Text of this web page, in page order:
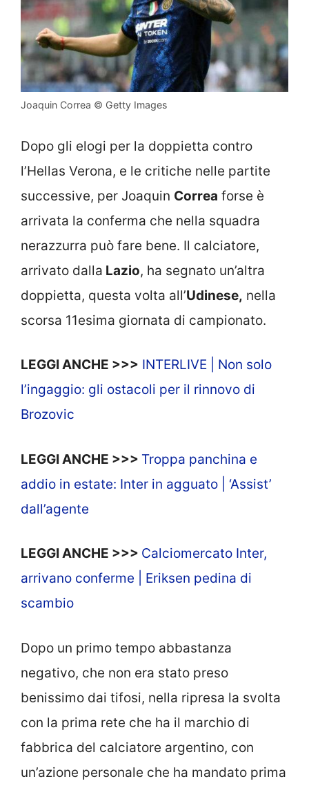
Joaquin Correa © Getty Images
Dopo gli elogi per la doppietta contro
l’Hellas Verona, e le critiche nelle partite
successive, per Joaquin Correa forse è
arrivata la conferma che nella squadra
nerazzurra può fare bene. Il calciatore,
arrivato dalla Lazio, ha segnato un’altra
doppietta, questa volta all’Udinese, nella
scorsa 11esima giornata di campionato.
LEGGI ANCHE >>> INTERLIVE | Non solo
l’ingaggio: gli ostacoli per il rinnovo di
Brozovic
LEGGI ANCHE >>> Troppa panchina e
addio in estate: Inter in agguato | ‘Assist’
dall’agente
LEGGI ANCHE >>> Calciomercato Inter,
arrivano conferme | Eriksen pedina di
scambio
Dopo un primo tempo abbastanza
negativo, che non era stato preso
benissimo dai tifosi, nella ripresa la svolta
con la prima rete che ha il marchio di
fabbrica del calciatore argentino, con
un’azione personale che ha mandato prima